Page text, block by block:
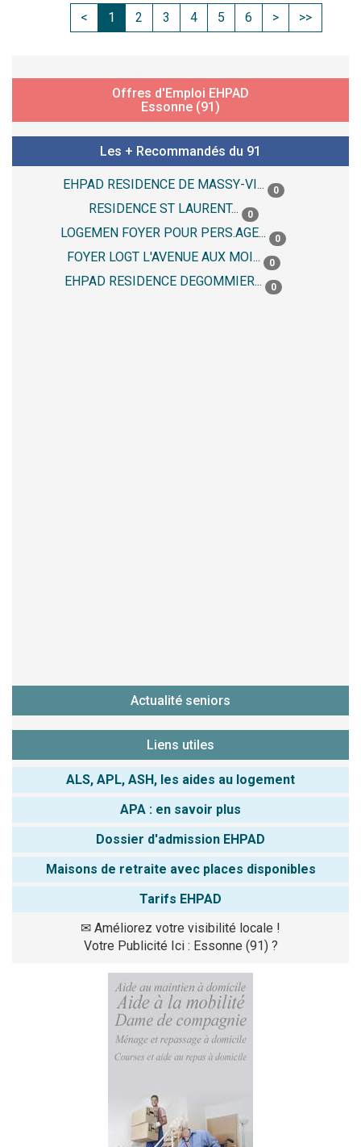
< 1 2 3 4 5 6 > >>
Offres d'Emploi EHPAD
Essonne (91)
Les + Recommandés du 91
EHPAD RESIDENCE DE MASSY-VI... 0
RESIDENCE ST LAURENT... 0
LOGEMEN FOYER POUR PERS.AGE... 0
FOYER LOGT L'AVENUE AUX MOI... 0
EHPAD RESIDENCE DEGOMMIER... 0
Actualité seniors
Liens utiles
ALS, APL, ASH, les aides au logement
APA : en savoir plus
Dossier d'admission EHPAD
Maisons de retraite avec places disponibles
Tarifs EHPAD
✉ Améliorez votre visibilité locale !
Votre Publicité Ici : Essonne (91) ?